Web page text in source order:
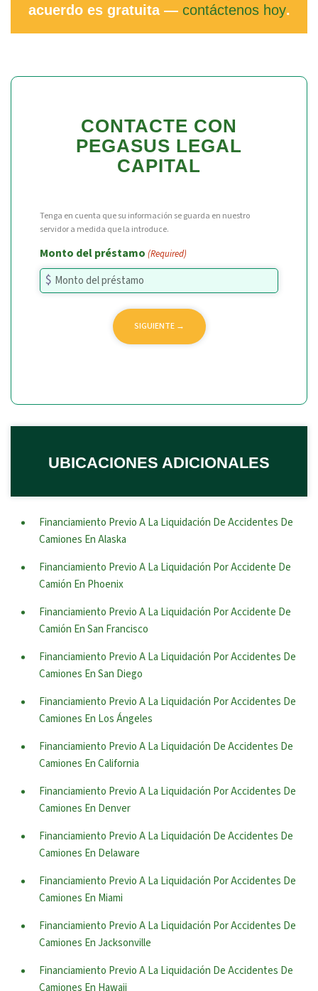
acuerdo es gratuita — contáctenos hoy.
CONTACTE CON
PEGASUS LEGAL
CAPITAL
Tenga en cuenta que su información se guarda en nuestro
servidor a medida que la introduce.
Monto del préstamo (Required)
UBICACIONES ADICIONALES
Financiamiento Previo A La Liquidación De Accidentes De
Camiones En Alaska
Financiamiento Previo A La Liquidación Por Accidente De
Camión En Phoenix
Financiamiento Previo A La Liquidación Por Accidente De
Camión En San Francisco
Financiamiento Previo A La Liquidación Por Accidentes De
Camiones En San Diego
Financiamiento Previo A La Liquidación Por Accidentes De
Camiones En Los Ángeles
Financiamiento Previo A La Liquidación De Accidentes De
Camiones En California
Financiamiento Previo A La Liquidación Por Accidentes De
Camiones En Denver
Financiamiento Previo A La Liquidación De Accidentes De
Camiones En Delaware
Financiamiento Previo A La Liquidación Por Accidentes De
Camiones En Miami
Financiamiento Previo A La Liquidación Por Accidentes De
Camiones En Jacksonville
Financiamiento Previo A La Liquidación De Accidentes De
Camiones En Hawaii